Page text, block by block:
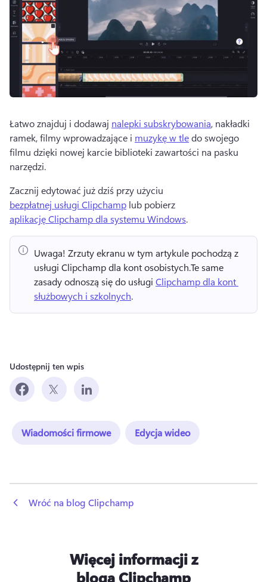
Łatwo znajduj i dodawaj nalepki subskrybowania, nakładki
ramek, filmy wprowadzające i muzykę w tle do swojego
filmu dzięki nowej karcie biblioteki zawartości na pasku
narzędzi.
Zacznij edytować już dziś przy użyciu
bezpłatnej usługi Clipchamp lub pobierz
aplikację Clipchamp dla systemu Windows.
Uwaga! Zrzuty ekranu w tym artykule pochodzą z
usługi Clipchamp dla kont osobistych.Te same
zasady odnoszą się do usługi Clipchamp dla kont
służbowych i szkolnych.
Udostępnij ten wpis
Wiadomości firmowe Edycja wideo
Wróć na blog Clipchamp
Więcej informacji z
bloga Clipchamp